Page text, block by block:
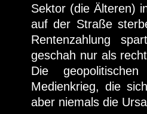
Sektor (die Älteren)
auf der Straße
Rentenzahlung
geschah nur als
Die
Medienkrieg, die
aber niemals die